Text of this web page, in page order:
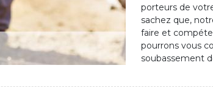
porteurs de
sachez que,
faire et
pourrons vous
soubassement